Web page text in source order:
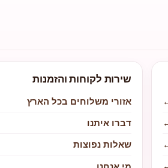
שירות לקוחות והזמנות
אזורי משלוחים בכל הארץ
דברו איתנו
שאלות נפוצות